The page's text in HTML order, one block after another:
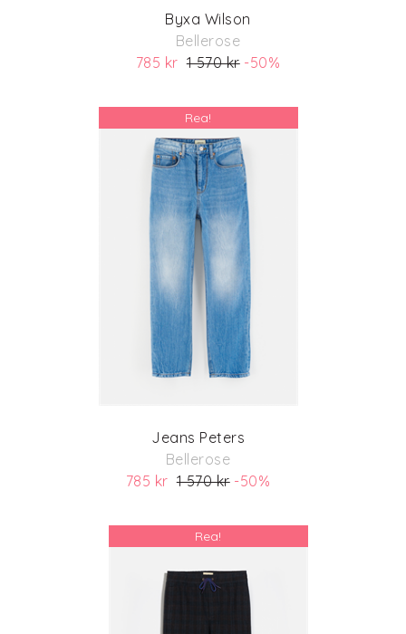
Byxa Wilson
Bellerose
785 kr1 570 kr-50%
Rea!
Jeans Peters
Bellerose
785 kr1 570 kr-50%
Rea!